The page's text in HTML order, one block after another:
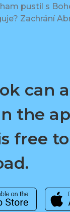
pustil s
Zachrání
can
the
free to